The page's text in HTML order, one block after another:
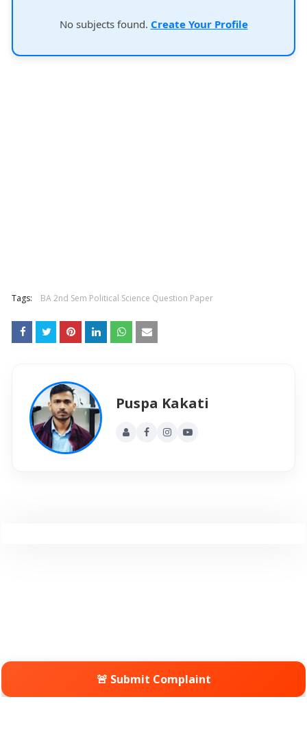
No subjects found. Create Your Profile
Tags: BA 2nd Sem Political Science Question Paper
Puspa Kakati
🚨 Submit Complaint